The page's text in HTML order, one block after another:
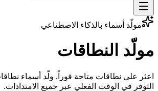
مولّد أسماء بالذكاء الاصطناعي
مولّد النطاقات
اعثر على نطاقات متاحة فوراً. ولّد أسماء
التوفر في الوقت الفعلي عبر جميع الامتدادات.